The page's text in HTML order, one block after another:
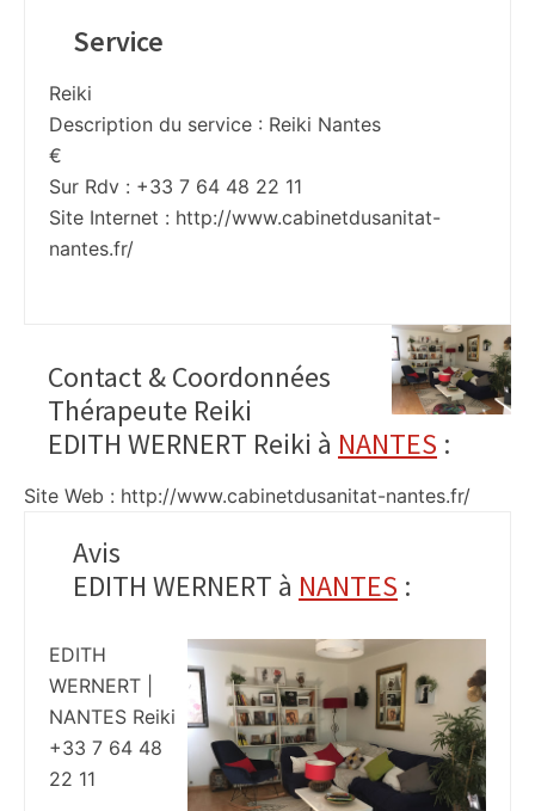
Service
Reiki
Description du service : Reiki Nantes
€
Sur Rdv : +33 7 64 48 22 11
Site Internet : http://www.cabinetdusanitat-
nantes.fr/
Contact & Coordonnées
Thérapeute Reiki
EDITH WERNERT Reiki à NANTES :
Site Web : http://www.cabinetdusanitat-nantes.fr/
Avis
EDITH WERNERT à NANTES :
EDITH
WERNERT |
NANTES Reiki
+33 7 64 48
22 11